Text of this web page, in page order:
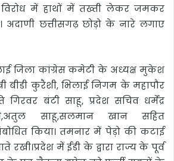
में हाथों में तख्ती लेकर जमकर
अदाणी छत्तीसगढ़ छोड़ो के नारे लगाए
जिला कांग्रेस कमेटी के अध्यक्ष मुकेश
बीडी कुरैशी, भिलाई निगम के महापौर
गिरवर बंटी साहू, प्रदेश सचिव धर्मेंद्र
साहू,सलमान खान सहित
किया। तमनार में पेड़ो की कटाई
रखी।प्रदेश में ईडी के द्वारा राज्य के पूर्व